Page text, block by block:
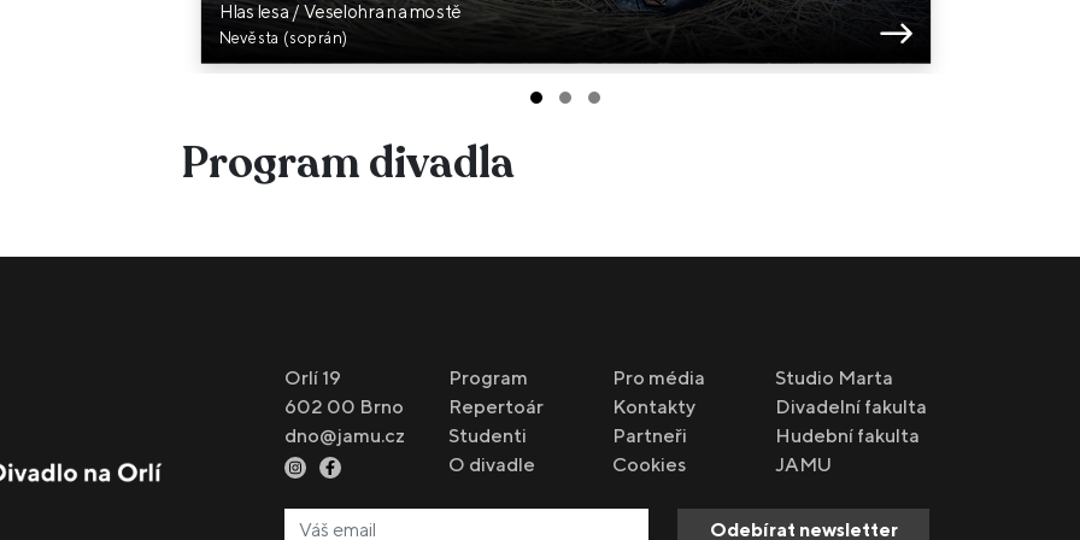
Hlas lesa / Veselohra na mostě
Nevěsta (soprán)
Program divadla
Orlí 19
602 00 Brno
dno@jamu.cz
Program
Repertoár
Studenti
O divadle
Pro média
Kontakty
Partneři
Cookies
Studio Marta
Divadelní fakulta
Hudební fakulta
JAMU